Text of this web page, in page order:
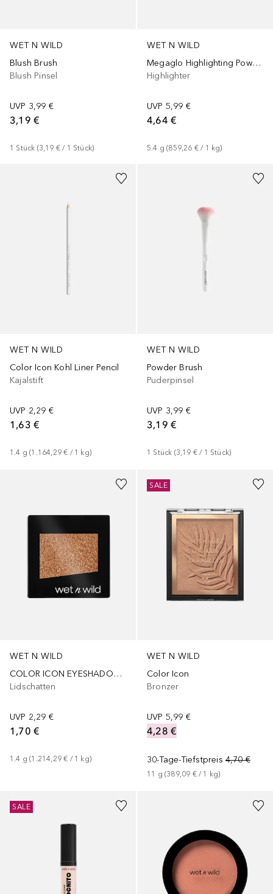
WET N WILD
Blush Brush
Blush Pinsel
UVP 3,99 €
3,19 €
1 Stück (3,19 € / 1 Stück)
WET N WILD
Megaglo Highlighting Powder
Highlighter
UVP 5,99 €
4,64 €
5.4 g (859,26 € / 1 kg)
WET N WILD
Color Icon Kohl Liner Pencil
Kajalstift
UVP 2,29 €
1,63 €
1.4 g (1.164,29 € / 1 kg)
+1
WET N WILD
Powder Brush
Puderpinsel
UVP 3,99 €
3,19 €
1 Stück (3,19 € / 1 Stück)
WET N WILD
COLOR ICON EYESHADOW SINGLE
Lidschatten
UVP 2,29 €
1,70 €
1.4 g (1.214,29 € / 1 kg)
WET N WILD
Color Icon
Bronzer
UVP 5,99 €
4,28 €
30-Tage-Tiefstpreis 4,70 €
11 g (389,09 € / 1 kg)
SALE
+1
SALE